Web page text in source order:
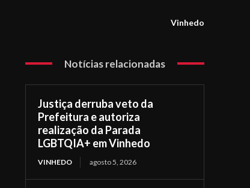
Vinhedo
Notícias relacionadas
Justiça derruba veto da
Prefeitura e autoriza
realização da Parada
LGBTQIA+ em Vinhedo
VINHEDO agosto 5, 2026